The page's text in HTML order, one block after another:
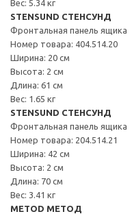
Вес: 5.34 кг
STENSUND СТЕНСУНД
Фронтальная панель ящика
Номер товара: 404.514.20
Ширина: 20 см
Высота: 2 см
Длина: 61 см
Вес: 1.65 кг
STENSUND СТЕНСУНД
Фронтальная панель ящика
Номер товара: 204.514.21
Ширина: 42 см
Высота: 2 см
Длина: 70 см
Вес: 3.41 кг
METOD МЕТОД